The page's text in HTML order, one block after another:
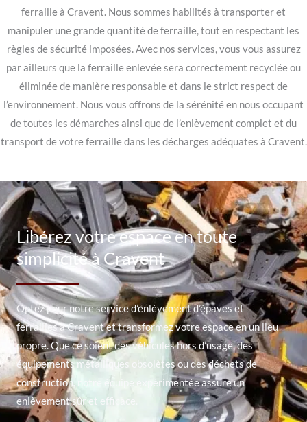
ferraille à Cravent. Nous sommes habilités à transporter et
manipuler une grande quantité de ferraille, tout en respectant les
règles de sécurité imposées. Avec nos services, vous vous assurez
par ailleurs que la ferraille enlevée sera correctement recyclée ou
éliminée de manière responsable et dans le strict respect de
l’environnement. Nous vous offrons de la sérénité en nous occupant
de toutes les démarches ainsi que de l’enlèvement complet et du
transport de votre ferraille dans les décharges adéquates à Cravent.
Libérez votre espace en toute
simplicité à Cravent
Optez pour notre service d’enlèvement d’épaves et
ferrailles à Cravent et transformez votre espace en un lieu
propre. Que ce soient des véhicules hors d’usage, des
équipements métalliques obsolètes ou des déchets de
construction, notre équipe expérimentée assure un
enlèvement sûr et efficace.